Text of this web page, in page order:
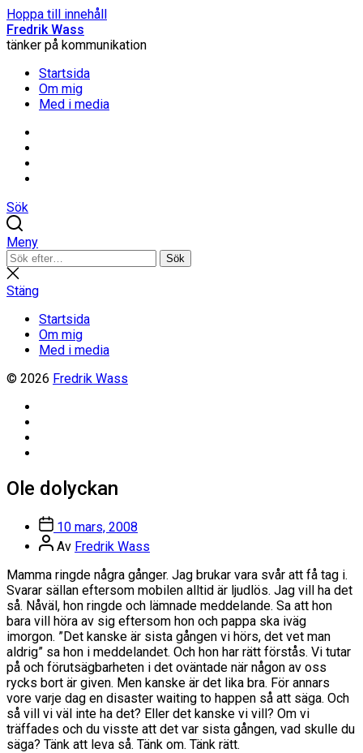
Hoppa till innehåll
Fredrik Wass
tänker på kommunikation
Startsida
Om mig
Med i media
Sök
Meny
Sök
efter:
Sök
Stäng
sökning
Stäng
Startsida
Om mig
Med i media
© 2026 Fredrik Wass
Ole dolyckan
Inläggsdatum
10 mars, 2008
Inläggsförfattare
Av Fredrik Wass
Mamma ringde några gånger. Jag brukar vara svår att få tag i.
Svarar sällan eftersom mobilen alltid är ljudlös. Jag vill ha det
så. Nåväl, hon ringde och lämnade meddelande. Sa att hon
bara vill höra av sig eftersom hon och pappa ska iväg
imorgon. ”Det kanske är sista gången vi hörs, det vet man
aldrig” sa hon i meddelandet. Och hon har rätt förstås. Vi tutar
på och förutsägbarheten i det oväntade när någon av oss
rycks bort är given. Men kanske är det lika bra. För annars
vore varje dag en disaster waiting to happen så att säga. Och
så vill vi väl inte ha det? Eller det kanske vi vill? Om vi
träffades och du visste att det var sista gången, vad skulle du
säga? Tänk att leva så. Tänk om. Tänk rätt.